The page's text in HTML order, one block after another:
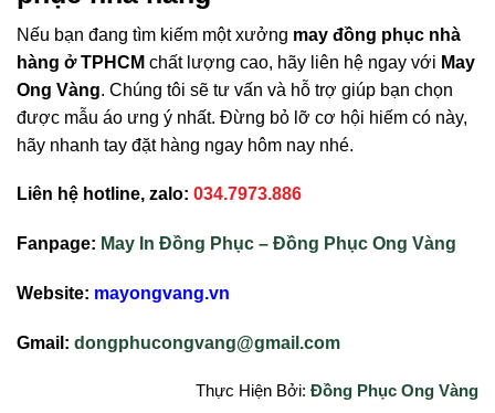
Nếu bạn đang tìm kiếm một xưởng may đồng phục nhà
hàng ở TPHCM chất lượng cao, hãy liên hệ ngay với May
Ong Vàng. Chúng tôi sẽ tư vấn và hỗ trợ giúp bạn chọn
được mẫu áo ưng ý nhất. Đừng bỏ lỡ cơ hội hiếm có này,
hãy nhanh tay đặt hàng ngay hôm nay nhé.
Liên hệ hotline, zalo: 034.7973.886
Fanpage: May In Đồng Phục – Đồng Phục Ong Vàng
Website: mayongvang.vn
Gmail: dongphucongvang@gmail.com
Thực Hiện Bởi: Đồng Phục Ong Vàng